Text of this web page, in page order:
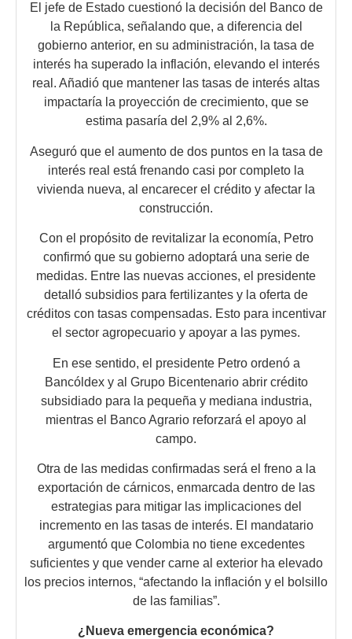
El jefe de Estado cuestionó la decisión del Banco de
la República, señalando que, a diferencia del
gobierno anterior, en su administración, la tasa de
interés ha superado la inflación, elevando el interés
real. Añadió que mantener las tasas de interés altas
impactaría la proyección de crecimiento, que se
estima pasaría del 2,9% al 2,6%.
Aseguró que el aumento de dos puntos en la tasa de
interés real está frenando casi por completo la
vivienda nueva, al encarecer el crédito y afectar la
construcción.
Con el propósito de revitalizar la economía, Petro
confirmó que su gobierno adoptará una serie de
medidas. Entre las nuevas acciones, el presidente
detalló subsidios para fertilizantes y la oferta de
créditos con tasas compensadas. Esto para incentivar
el sector agropecuario y apoyar a las pymes.
En ese sentido, el presidente Petro ordenó a
Bancóldex y al Grupo Bicentenario abrir crédito
subsidiado para la pequeña y mediana industria,
mientras el Banco Agrario reforzará el apoyo al
campo.
Otra de las medidas confirmadas será el freno a la
exportación de cárnicos, enmarcada dentro de las
estrategias para mitigar las implicaciones del
incremento en las tasas de interés. El mandatario
argumentó que Colombia no tiene excedentes
suficientes y que vender carne al exterior ha elevado
los precios internos, “afectando la inflación y el bolsillo
de las familias”.
¿Nueva emergencia económica?